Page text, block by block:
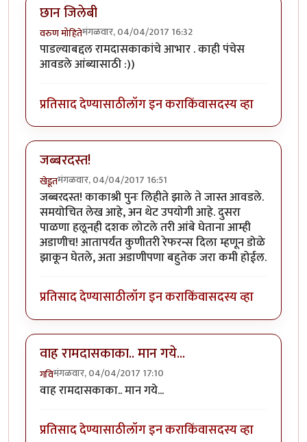
छान जिलेबी
वरुण मोहितेमंगळवार, 04/04/2017 16:32
पाडल्याबद्दल रामदासकाकांचे आभार . काही पंचेस
आवडले आंब्यासाठी :))
प्रतिसाद देण्यासाठीलॉग इन कराकिंवासदस्य व्हा
जब्बरदस्त!
खेडूतमंगळवार, 04/04/2017 16:51
जब्बरदस्त! काकाश्री पुनः लिहीते झाले ते जास्त आवडले.
समयोचित लेख आहे, अन थेट उपयोगी आहे. दुसरा
पाळणा हलूनही दशक लोटले तरी आंबे घेताना आम्ही
अडाणीच! आतापर्यंत कुणीतरी रेफरन्स दिला म्हणून डोळे
झाकून घेतले, अता अडाणीपणा बहुतेक जरा कमी होईल.
प्रतिसाद देण्यासाठीलॉग इन कराकिंवासदस्य व्हा
वाह रामदासकाका.. मान गये...
गविमंगळवार, 04/04/2017 17:10
वाह रामदासकाका.. मान गये...
प्रतिसाद देण्यासाठीलॉग इन कराकिंवासदस्य व्हा